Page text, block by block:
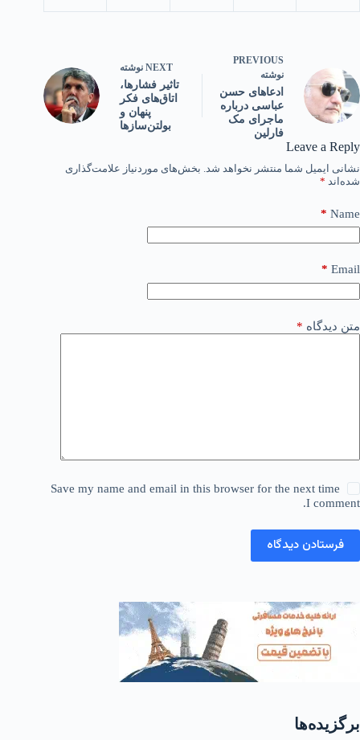
PREVIOUS
نوشته
ادعاهای حسن
عباسی درباره
ماجرای مک
فارلین
NEXT نوشته
تاثیر فشارها،
اتاق‌های فکر
پنهان و
بولتن‌سازها
Leave a Reply
نشانی ایمیل شما منتشر نخواهد شد. بخش‌های موردنیاز علامت‌گذاری
شده‌اند *
Name
*
Email
*
متن دیدگاه *
Save my name and email in this browser for the next time
I comment.
فرستادن دیدگاه
برگزیده‌ها